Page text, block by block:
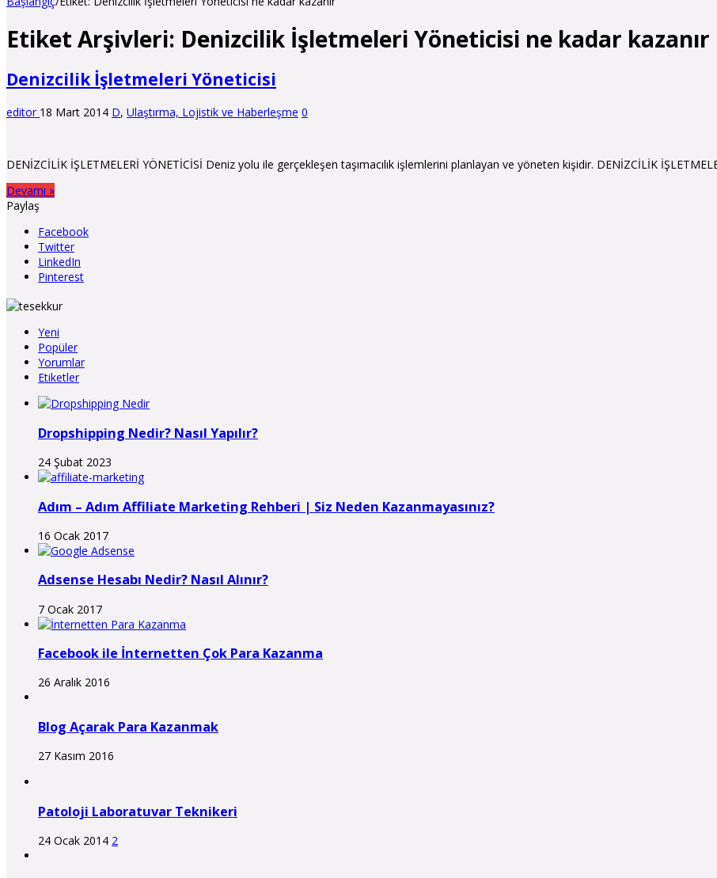
Etiket Arşivleri: Denizcilik İşletmeleri Yöneticisi ne kadar kazanır
Denizcilik İşletmeleri Yöneticisi
editor 18 Mart 2014 D, Ulaştırma, Lojistik ve Haberleşme 0
DENİZCİLİK İŞLETMELERİ YÖNETİCİSİ Deniz yolu ile gerçekleşen taşımacılık işlemlerini planlayan ve yöneten kişidir. DENİZCİLİK
Devamı »
Paylaş
Facebook
Twitter
LinkedIn
Pinterest
Yeni
Popüler
Yorumlar
Etiketler
Dropshipping Nedir? Nasıl Yapılır?
24 Şubat 2023
Adım – Adım Affiliate Marketing Rehberi | Siz Neden Kazanmayasınız?
16 Ocak 2017
Adsense Hesabı Nedir? Nasıl Alınır?
7 Ocak 2017
Facebook ile İnternetten Çok Para Kazanma
26 Aralık 2016
Blog Açarak Para Kazanmak
27 Kasım 2016
Patoloji Laboratuvar Teknikeri
24 Ocak 2014 2